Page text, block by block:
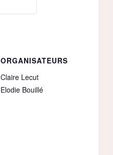
ORGANISATEURS
Claire Lecut
Elodie Bouillé